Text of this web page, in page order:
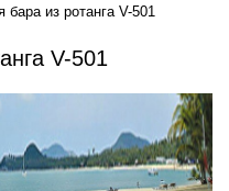
бара из ротанга V-501
V-501